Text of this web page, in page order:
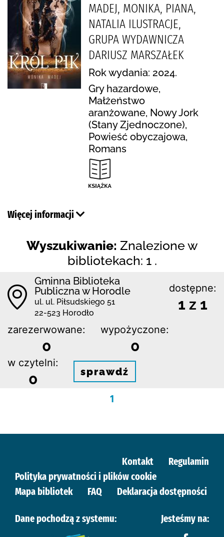
MADEJ, MONIKA, PIANA,
NATALIA ILUSTRACJE,
GRUPA WYDAWNICZA
DARIUSZ MARSZAŁEK
Rok wydania: 2024.
Gry hazardowe,
Małżeństwo
aranżowane, Nowy Jork
(Stany Zjednoczone),
Powieść obyczajowa,
Romans
Więcej informacji
Wyszukiwanie: Znalezione w
bibliotekach: 1 .
Gminna Biblioteka
Publiczna w Horodle
ul. ul. Piłsudskiego 51
22-523 Horodło
dostępne:
1 z 1
zarezerwowane:
0
wypożyczone:
0
w czytelni:
0 sprawdź
1
Kontakt
Regulamin
Polityka prywatności i plików cookie
Mapa bibliotek
FAQ Deklaracja dostępności
Dane pochodzą z systemu: Jesteśmy na: